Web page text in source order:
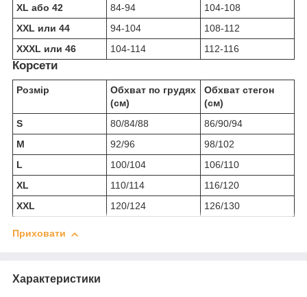
XL або 42
84-94
104-108
XXL или 44
94-104
108-112
XXXL или 46
104-114 112-116
Корсети
Розмір
Обхват по грудях
(см)
Обхват стегон
(см)
S
80/84/88
86/90/94
M
92/96
98/102
L
100/104
106/110
XL
110/114
116/120
XXL
120/124 126/130
Приховати
Характеристики